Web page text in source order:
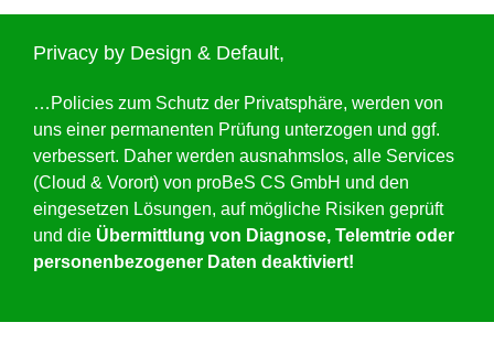
Privacy by Design & Default,
…Policies zum Schutz der Privatsphäre, werden von
uns einer permanenten Prüfung unterzogen und ggf.
verbessert. Daher werden ausnahmslos, alle Services
(Cloud & Vorort) von proBeS CS GmbH und den
eingesetzen Lösungen, auf mögliche Risiken geprüft
und die Übermittlung von Diagnose, Telemtrie oder
personenbezogener Daten deaktiviert!